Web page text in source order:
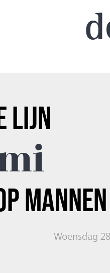
LIJN
MANNEN
Woensdag